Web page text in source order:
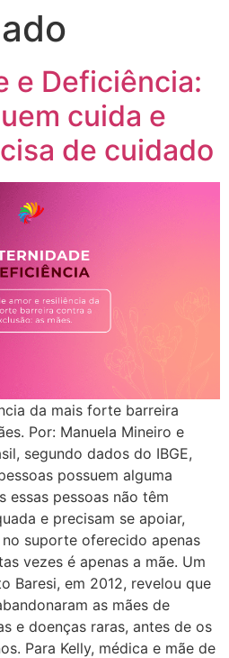
e Deficiência:
cuida e
de cuidado
da mais forte barreira
Por: Manuela Mineiro e
segundo dados do IBGE,
possuem alguma
essas pessoas não têm
e precisam se apoiar,
suporte oferecido apenas
vezes é apenas a mãe. Um
Baresi, em 2012, revelou que
as mães de
e doenças raras, antes de os
Para Kelly, médica e mãe de